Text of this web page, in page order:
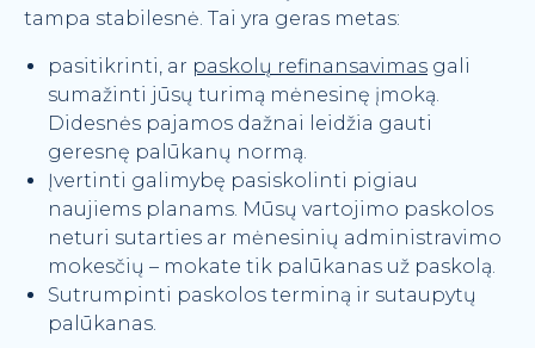
tampa stabilesnė. Tai yra geras metas:
pasitikrinti, ar paskolų refinansavimas gali
sumažinti jūsų turimą mėnesinę įmoką.
Didesnės pajamos dažnai leidžia gauti
geresnę palūkanų normą.
Įvertinti galimybę pasiskolinti pigiau
naujiems planams. Mūsų vartojimo paskolos
neturi sutarties ar mėnesinių administravimo
mokesčių – mokate tik palūkanas už paskolą.
Sutrumpinti paskolos terminą ir sutaupytų
palūkanas.